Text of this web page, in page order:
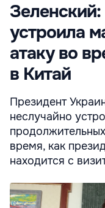
устроила
атаку во
в Китай
Президент
неслучайно
время, как
находится с